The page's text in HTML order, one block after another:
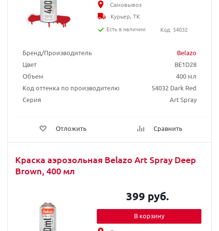
Бренд/Производитель
Belazo
Цвет
BE1D28
Объем
400 мл
Код оттенка по производителю
54032 Dark Red
Серия
Art Spray
Отложить Сравнить
Самовывоз
Курьер, ТК
Есть в наличии
Код: 54032
Краска аэрозольная Belazo Art Spray Deep
Brown, 400 мл
399 руб.
В корзину